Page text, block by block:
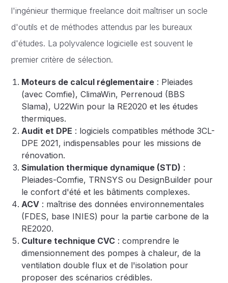
l'ingénieur thermique freelance doit maîtriser un socle
d'outils et de méthodes attendus par les bureaux
d'études. La polyvalence logicielle est souvent le
premier critère de sélection.
Moteurs de calcul réglementaire : Pleiades
(avec Comfie), ClimaWin, Perrenoud (BBS
Slama), U22Win pour la RE2020 et les études
thermiques.
Audit et DPE : logiciels compatibles méthode 3CL-
DPE 2021, indispensables pour les missions de
rénovation.
Simulation thermique dynamique (STD) :
Pleiades-Comfie, TRNSYS ou DesignBuilder pour
le confort d'été et les bâtiments complexes.
ACV : maîtrise des données environnementales
(FDES, base INIES) pour la partie carbone de la
RE2020.
Culture technique CVC : comprendre le
dimensionnement des pompes à chaleur, de la
ventilation double flux et de l'isolation pour
proposer des scénarios crédibles.